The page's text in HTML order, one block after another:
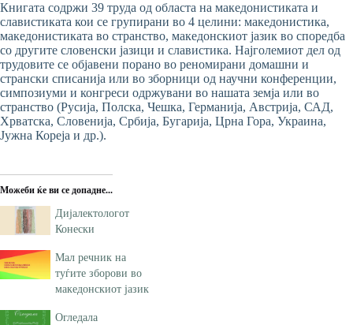
Книгата содржи 39 труда од областа на македонистиката и
славистиката кои се групирани во 4 целини: македонистика,
македонистиката во странство, македонскиот јазик во споредба
со другите словенски јазици и славистика. Најголемиот дел од
трудовите се објавени порано во реномирани домашни и
странски списанија или во зборници од научни конференции,
симпозиуми и конгреси одржувани во нашата земја или во
странство (Русија, Полска, Чешка, Германија, Австрија, САД,
Хрватска, Словенија, Србија, Бугарија, Црна Гора, Украина,
Јужна Кореја и др.).
Можеби ќе ви се допадне...
Дијалектологот
Конески
Мал речник на
туѓите зборови во
македонскиот јазик
Огледала